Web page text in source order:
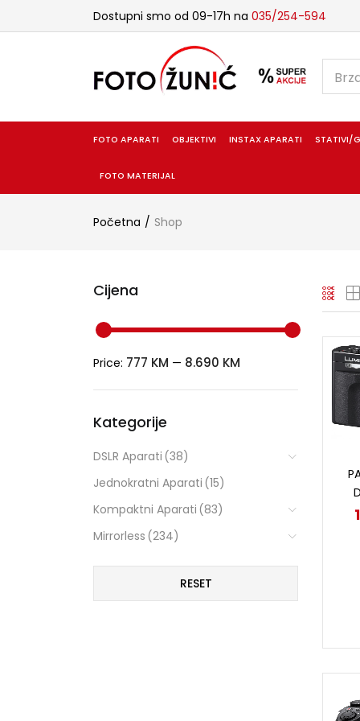
Dostupni smo od 09-17h na 035/254-594
FOTO APARATI OBJEKTIVI INSTAX APARATI STATIVI/
FOTO MATERIJAL
Početna Shop
Cijena
Price: 777 KM — 8.690 KM
Kategorije
DSLR Aparati (38)
Jednokratni Aparati (15)
Kompaktni Aparati (83)
Mirrorless (234)
RESET